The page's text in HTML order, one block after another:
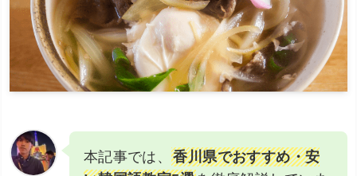
本記事では、香川県でおすすめ・安